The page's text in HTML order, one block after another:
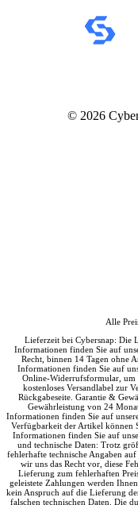
© 2026
Alle
Lieferzeit bei Cybersnap: Die
Informationen finden Sie auf
Recht, binnen 14 Tagen ohne
Informationen finden Sie auf
Online-Widerrufsformular, um
kostenloses Versandlabel zur
Rückgabeseite. Garantie &
Gewährleistung von 24
Informationen finden Sie auf
Verfügbarkeit der Artikel können
Informationen finden Sie auf
und technische Daten: Trotz
fehlerhafte technische Angaben
wir uns das Recht vor, diese
Lieferung zum fehlerhaften
geleistete Zahlungen werden
kein Anspruch auf die Lieferung
falschen technischen Daten. Die